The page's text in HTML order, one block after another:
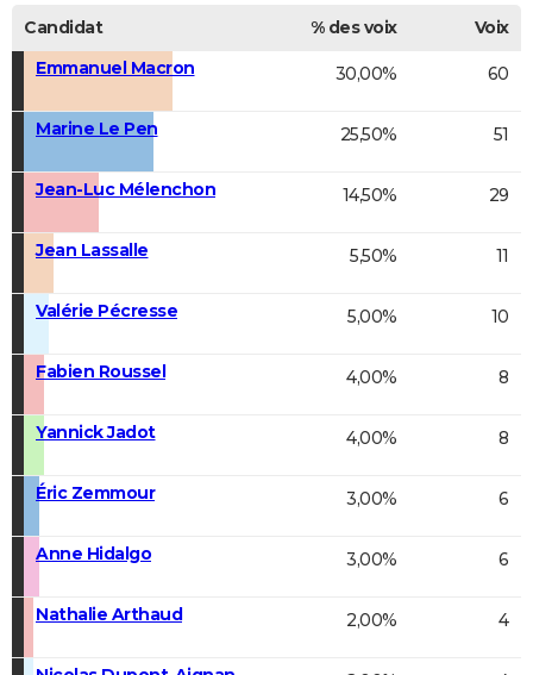
Candidat % des voix
Voix
Emmanuel Macron
30,00% 60
Marine Le Pen 25,50% 51
Jean-Luc Mélenchon 14,50% 29
Jean Lassalle 5,50% 11
Valérie Pécresse 5,00% 10
Fabien Roussel 4,00% 8
Yannick Jadot 4,00% 8
Éric Zemmour 3,00% 6
Anne Hidalgo 3,00% 6
Nathalie Arthaud 2,00% 4